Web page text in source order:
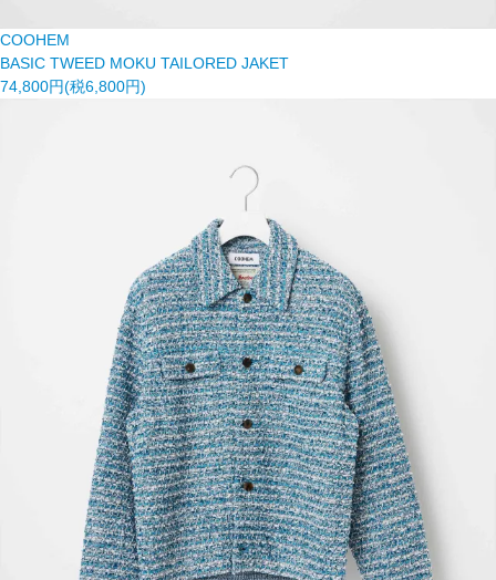
COOHEM
BASIC TWEED MOKU TAILORED JAKET
74,800円(税6,800円)